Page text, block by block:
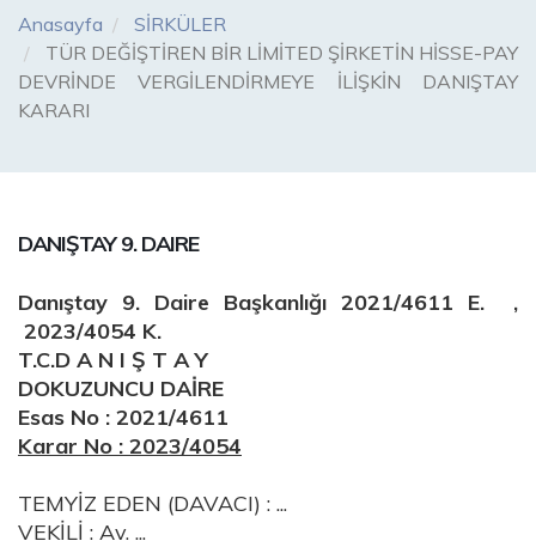
Anasayfa
SİRKÜLER
TÜR DEĞİŞTİREN BİR LİMİTED ŞİRKETİN HİSSE-PAY
DEVRİNDE VERGİLENDİRMEYE İLİŞKİN DANIŞTAY
KARARI
DANIŞTAY 9. DAIRE
Danıştay 9. Daire Başkanlığı 2021/4611 E. ,
2023/4054 K.
T.C.D A N I Ş T A Y
DOKUZUNCU DAİRE
Esas No : 2021/4611
Karar No : 2023/4054
TEMYİZ EDEN (DAVACI) : ...
VEKİLİ : Av. ...